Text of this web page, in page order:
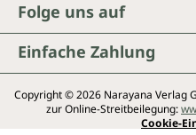
Folge uns auf
Einfache Zahlung
Copyright © 2026 Narayana Verlag
zur Online-Streitbeilegung:
Cookie-